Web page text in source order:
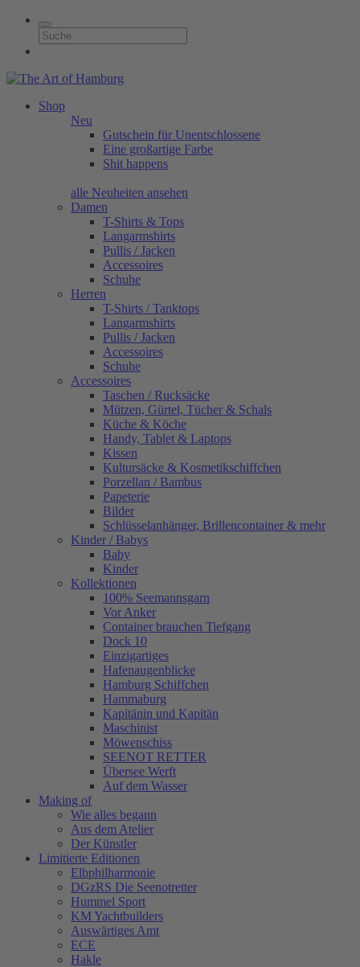
Shop
Neu
Gutschein für Unentschlossene
Eine großartige Farbe
Shit happens
alle Neuheiten ansehen
Damen
T-Shirts & Tops
Langarmshirts
Pullis / Jacken
Accessoires
Schuhe
Herren
T-Shirts / Tanktops
Langarmshirts
Pullis / Jacken
Accessoires
Schuhe
Accessoires
Taschen / Rucksäcke
Mützen, Gürtel, Tücher & Schals
Küche & Köche
Handy, Tablet & Laptops
Kissen
Kultursäcke & Kosmetikschiffchen
Porzellan / Bambus
Papeterie
Bilder
Schlüsselanhänger, Brillencontainer & mehr
Kinder / Babys
Baby
Kinder
Kollektionen
100% Seemannsgarn
Vor Anker
Container brauchen Tiefgang
Dock 10
Einzigartiges
Hafenaugen­blicke
Hamburg Schiffchen
Hammaburg
Kapitänin und Kapitän
Maschinist
Möwenschiss
SEENOT RETTER
Übersee Werft
Auf dem Wasser
Making of
Wie alles begann
Aus dem Atelier
Der Künstler
Limitierte Editionen
Elbphilharmonie
DGzRS Die Seenotretter
Hummel Sport
KM Yachtbuilders
Auswärtiges Amt
ECE
Hakle